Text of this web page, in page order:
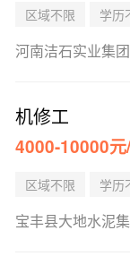
区域不限 学历
河南洁石实业集
机修工
4000-10000元
区域不限 学历
宝丰县大地水泥